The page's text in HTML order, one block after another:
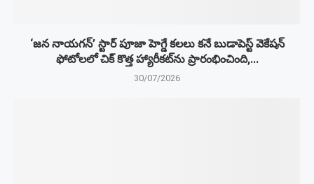
‘జన నాయగన్’ స్టార్ పూజా హెగ్డే కలలు కనే బుడాపెస్ట్ వెకేషన్
ఫోటోలలో చిక్ కొత్త హ్యారీకట్‌ను ప్రారంభించింది,...
30/07/2026